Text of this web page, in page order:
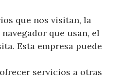
que nos visitan, la
que usan, el
Esta empresa puede
servicios a otras